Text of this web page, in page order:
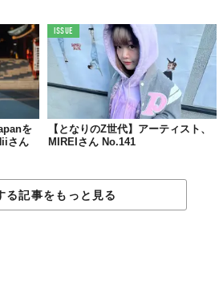
て欲しい！や、我こそは！
という方はぜひ
ォーム」で応募してね！📣
となりのZ世代」は
を
さん
ISSUE
【となりのZ世代】アーティスト、
MIREIさん No.141
る記事をもっと見る